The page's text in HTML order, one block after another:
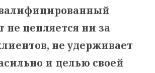
не цепляется ни за
не удерживает
и целью своей